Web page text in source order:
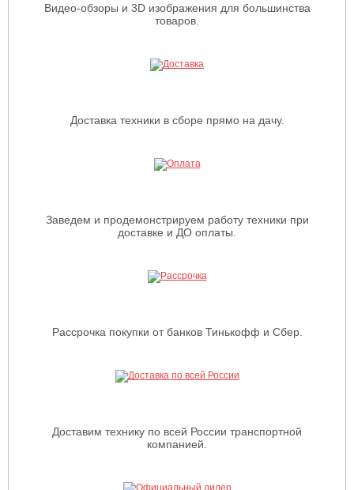
Видео-обзоры и 3D изображения для большинства
товаров.
Доставка техники в сборе прямо на дачу.
Заведем и продемонстрируем работу техники при
доставке и ДО оплаты.
Рассрочка покупки от банков Тинькофф и Сбер.
Доставим технику по всей России транспортной
компанией.